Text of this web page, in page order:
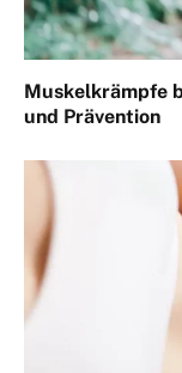
Muskelkrämpfe
und Prävention